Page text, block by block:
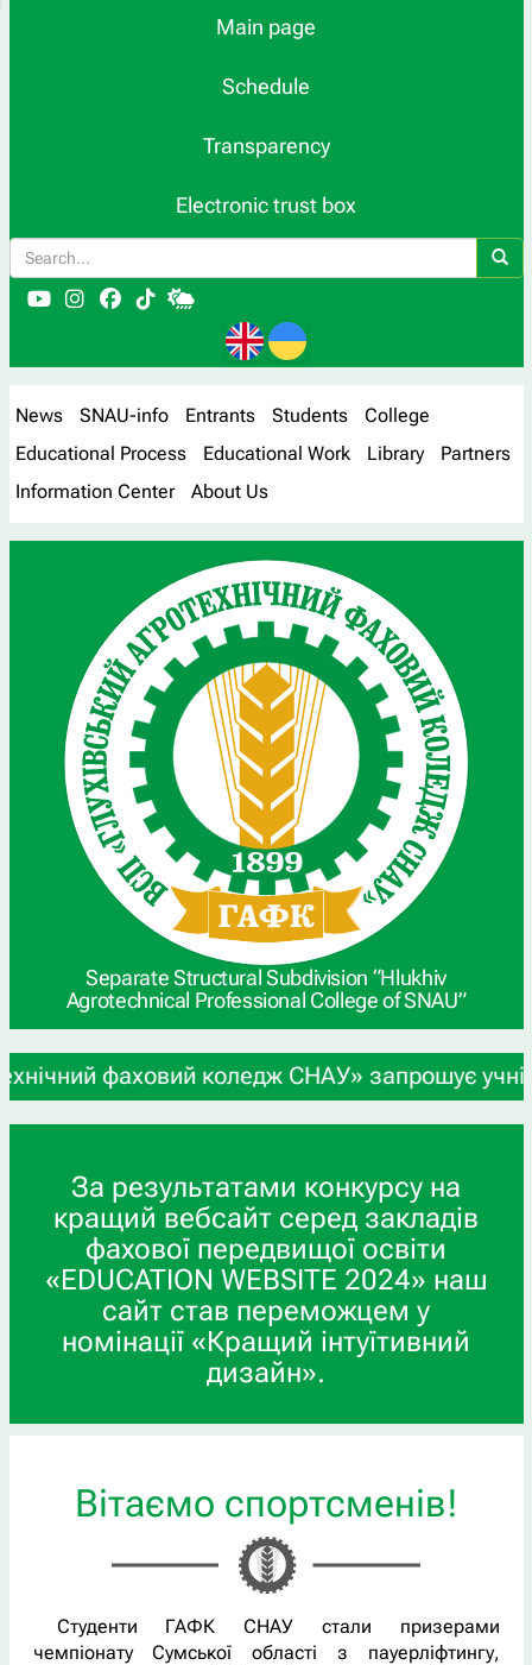
Main page
Schedule
Transparency
Electronic trust box
News SNAU-info Entrants Students
College
Educational Process
Educational Work Library
Partners
Information Center
About Us
Separate Structural Subdivision “Hlukhiv
Agrotechnical Professional College of SNAU”
коледж СНАУ» запрошує учнів 9-х та
За результатами конкурсу на
кращий вебсайт серед закладів
фахової передвищої освіти
«EDUCATION WEBSITE 2024» наш
сайт став переможцем у
номінації «Кращий інтуїтивний
дизайн».
Вітаємо спортсменів!
Студенти ГАФК СНАУ стали призерами
чемпіонату Сумської області з пауерліфтингу,